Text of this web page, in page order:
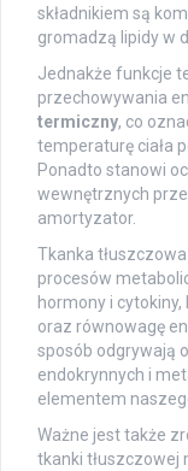
składnikiem są
gromadzą lipidy w
Jednakże funkcje
przechowywania
termiczny, co
temperaturę ciała
Ponadto stanowi
wewnętrznych
amortyzator.
Tkanka
procesów
hormony i
oraz równowagę
sposób odgrywają
endokrynnych i
elementem
Ważne jest także
tkanki tłuszczowej